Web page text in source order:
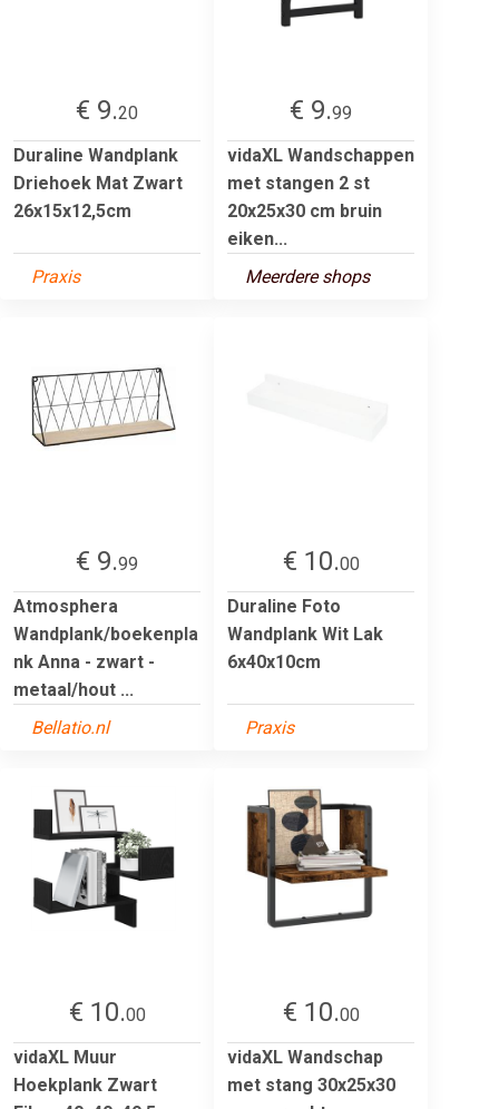
€ 9.20
Duraline Wandplank
Driehoek Mat Zwart
26x15x12,5cm
Praxis
€ 9.99
vidaXL Wandschappen
met stangen 2 st
20x25x30 cm bruin
eiken...
Meerdere shops
€ 9.99
Atmosphera
Wandplank/boekenpla
nk Anna - zwart -
metaal/hout ...
Bellatio.nl
€ 10.00
Duraline Foto
Wandplank Wit Lak
6x40x10cm
Praxis
€ 10.00
vidaXL Muur
Hoekplank Zwart
€ 10.00
vidaXL Wandschap
met stang 30x25x30